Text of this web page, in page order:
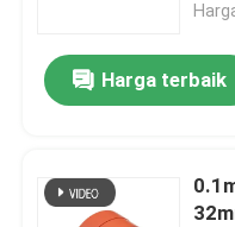
Tampilan VR
Wisata pabrik
Harga terbaik